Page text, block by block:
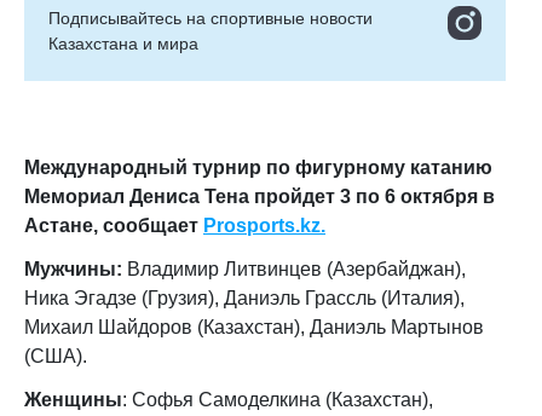
Подписывайтесь на cпортивные новости
Казахстана и мира
Международный турнир по фигурному катанию
Мемориал Дениса Тена пройдет 3 по 6 октября в
Астане, сообщает Prosports.kz.
Мужчины: Владимир Литвинцев (Азербайджан),
Ника Эгадзе (Грузия), Даниэль Грассль (Италия),
Михаил Шайдоров (Казахстан), Даниэль Мартынов
(США).
Женщины: Софья Самоделкина (Казахстан),